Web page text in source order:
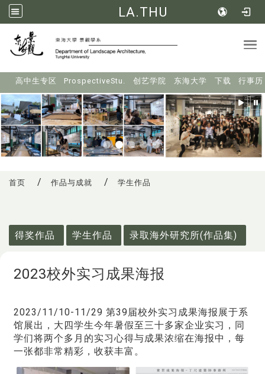
LA.THU
高中生专区 ProspectiveStu. 创艺学院 东海大学 下载 行事历
首页 作品与成就 学生作品
得奖作品
学生作品 录取海外研究所(作品集)
2023校外实习成果海报
2023/11/10-11/29 第39届校外实习成果海报展于系
馆展出，大四学生今年暑假至三十多家企业实习，同
学们将两个多月的实习心得与成果浓缩在海报中，每
一张都非常精彩，收获丰富。